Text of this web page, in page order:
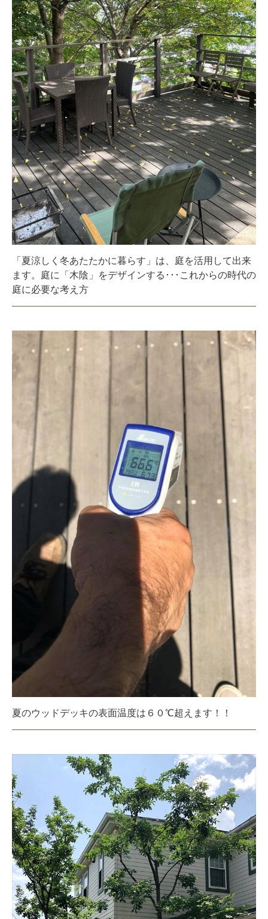
「夏涼しく冬あたたかに暮らす」は、庭を活用して出来
ます。庭に「木陰」をデザインする･･･これからの時代の
庭に必要な考え方
夏のウッドデッキの表面温度は６０℃超えます！！